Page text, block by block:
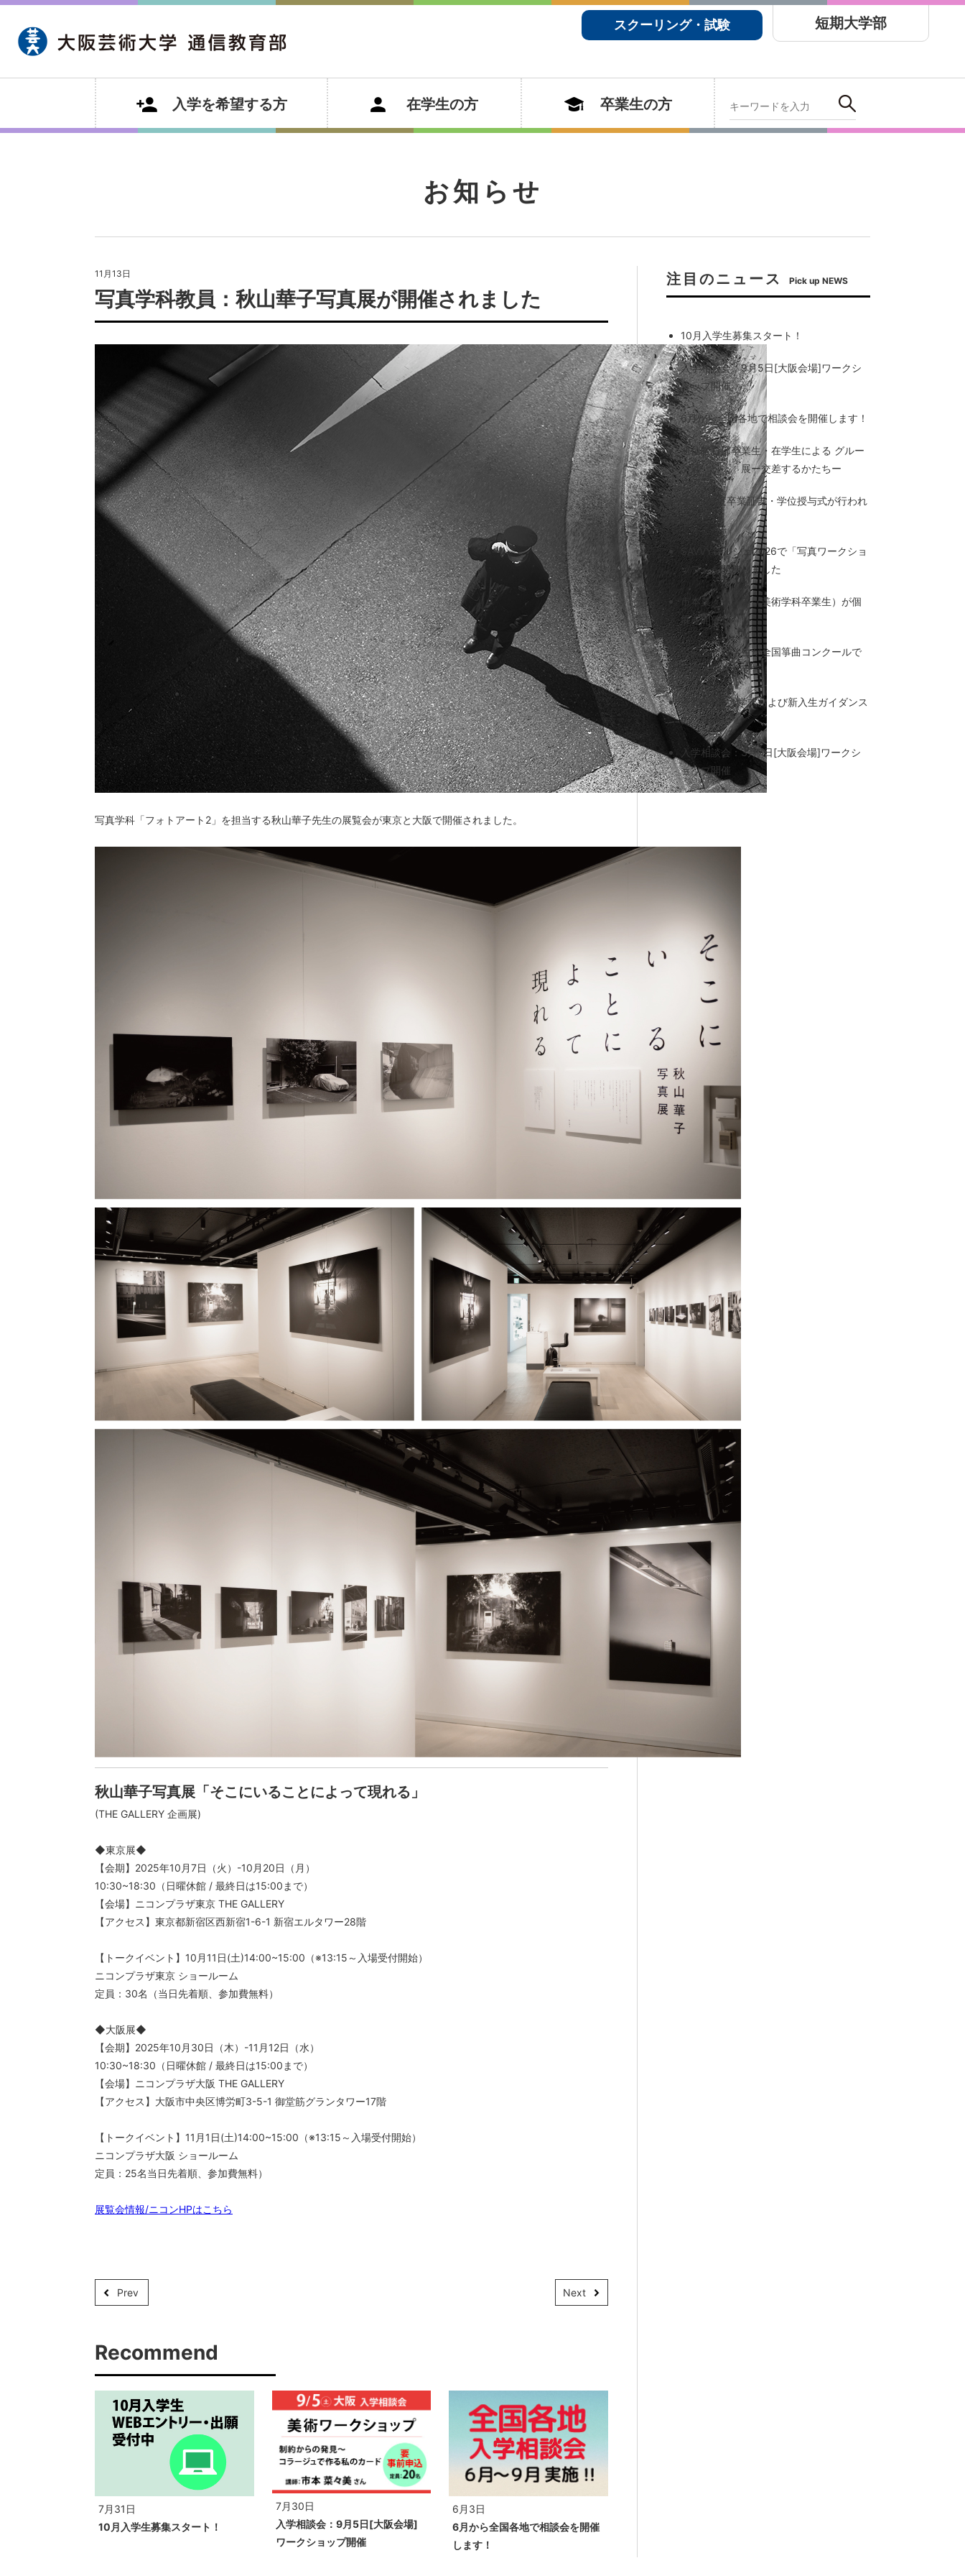
スクーリング・試験 短期大学部
入学を希望する方 在学生の方 卒業生の方
お知らせ
11月13日
写真学科教員：秋山華子写真展が開催されました
写真学科「フォトアート2」を担当する秋山華子先生の展覧会が東京と大阪で開催されました。
秋山華子写真展「そこにいることによって現れる」
(THE GALLERY 企画展)
◆東京展◆
【会期】2025年10月7日（火）-10月20日（月）
10:30~18:30（日曜休館 / 最終日は15:00まで）
【会場】ニコンプラザ東京 THE GALLERY
【アクセス】東京都新宿区西新宿1-6-1 新宿エルタワー28階
【トークイベント】10月11日(土)14:00~15:00（※13:15～入場受付開始）
ニコンプラザ東京 ショールーム
定員：30名（当日先着順、参加費無料）
◆大阪展◆
【会期】2025年10月30日（木）-11月12日（水）
10:30~18:30（日曜休館 / 最終日は15:00まで）
【会場】ニコンプラザ大阪 THE GALLERY
【アクセス】大阪市中央区博労町3-5-1 御堂筋グランタワー17階
【トークイベント】11月1日(土)14:00~15:00（※13:15～入場受付開始）
ニコンプラザ大阪 ショールーム
定員：25名当日先着順、参加費無料）
展覧会情報/ニコンHPはこちら
Prev Next
Recommend
7月31日
10月入学生募集スタート！
7月30日
入学相談会：9月5日[大阪会場]
ワークショップ開催
6月3日
6月から全国各地で相談会を開催
します！
注目のニュース Pick up NEWS
10月入学生募集スタート！
入学相談会：9月5日[大阪会場]ワークシ
ョップ開催
6月から全国各地で相談会を開催します！
通信教育部卒業生・在学生による グルー
プ展「 」展ー交差するかたちー
令和7年度卒業証書・学位授与式が行われ
ました
SAVVYマルシェ2026で「写真ワークショ
ップ」を開催しました
市本菜々美さん（美術学科卒業生）が個
展を開催
卒業生と在学生が全国箏曲コンクールで
銀賞・銅賞を受賞！
令和8年度入学式および新入生ガイダンス
のご案内
入学相談会：3月7日[大阪会場]ワークシ
ョップ開催